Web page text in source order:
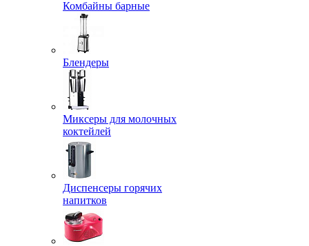
Комбайны барные
Блендеры
Миксеры для молочных
коктейлей
Диспенсеры горячих
напитков